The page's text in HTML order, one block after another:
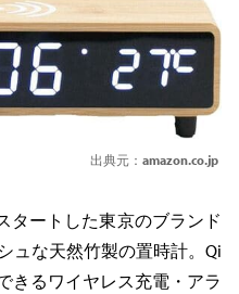
出典元： amazon.co.jp
タートした東京のブランド
ュな天然竹製の置時計。Qi
きるワイヤレス充電・アラ